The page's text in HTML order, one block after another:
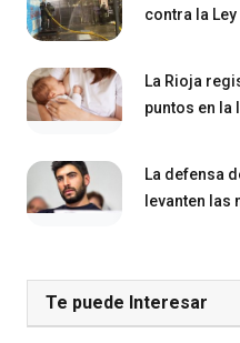
contra la
La Rioja
puntos en la
La defensa
levanten
Te puede Interesar